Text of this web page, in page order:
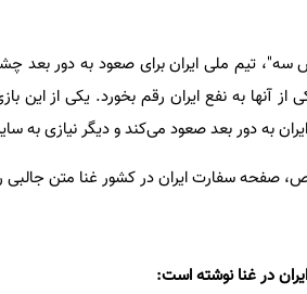
سه"، تیم ملی ایران برای صعود به دور بعد
از آنها به نفع ایران رقم بخورد. یکی از این
به دور بعد صعود می‌کند و دیگر نیازی به
صفحه سفارت ایران در کشور غنا متن جالبی
در غنا نوشته است: